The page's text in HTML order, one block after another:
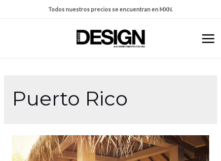
Todos nuestros precios se encuentran en MXN.
Puerto Rico